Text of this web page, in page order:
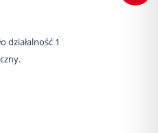
działalność 1